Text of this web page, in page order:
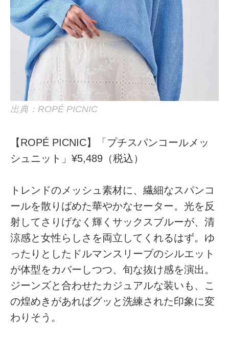
出典：ROPÉ PICNIC
【ROPÉ PICNIC】「プチスパンコールメッ
シュニット」¥5,489（税込）
トレンドのメッシュ素材に、繊細なスパンコ
ールを散りばめた華やかなセーター。光を反
射してさりげなく輝くサックスブルーが、清
涼感と女性らしさを両立してくれるはず。ゆ
ったりとしたドルマンスリーブのシルエット
が体型をカバーしつつ、旬な抜け感を演出。
ジーンズと合わせたカジュアルな装いも、こ
の煌めきがあればグッと洗練された印象に変
わりそう。